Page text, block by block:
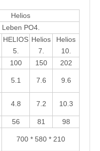
Helios
Leben PO4.
HELIOS
5.
Helios
7.
Helios
10.
100 150
202
5.1 7.6 9.6
4.8 7.2 10.3
56 81
98
700 * 580 * 210